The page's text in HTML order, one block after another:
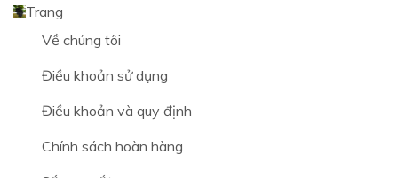
Trang
Về chúng tôi
Điều khoản sử dụng
Điều khoản và quy định
Chính sách hoàn hàng